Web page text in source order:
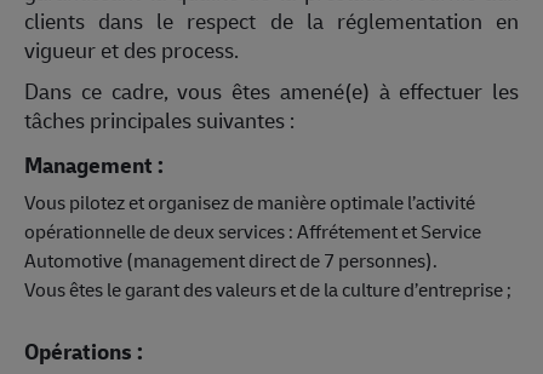
clients dans le respect de la réglementation en
vigueur et des process.
Dans ce cadre, vous êtes amené(e) à effectuer les
tâches principales suivantes :
Management :
Vous pilotez et organisez de manière optimale l’activité
opérationnelle de deux services : Affrétement et Service
Automotive (management direct de 7 personnes).
Vous êtes le garant des valeurs et de la culture d’entreprise ;
Opérations :